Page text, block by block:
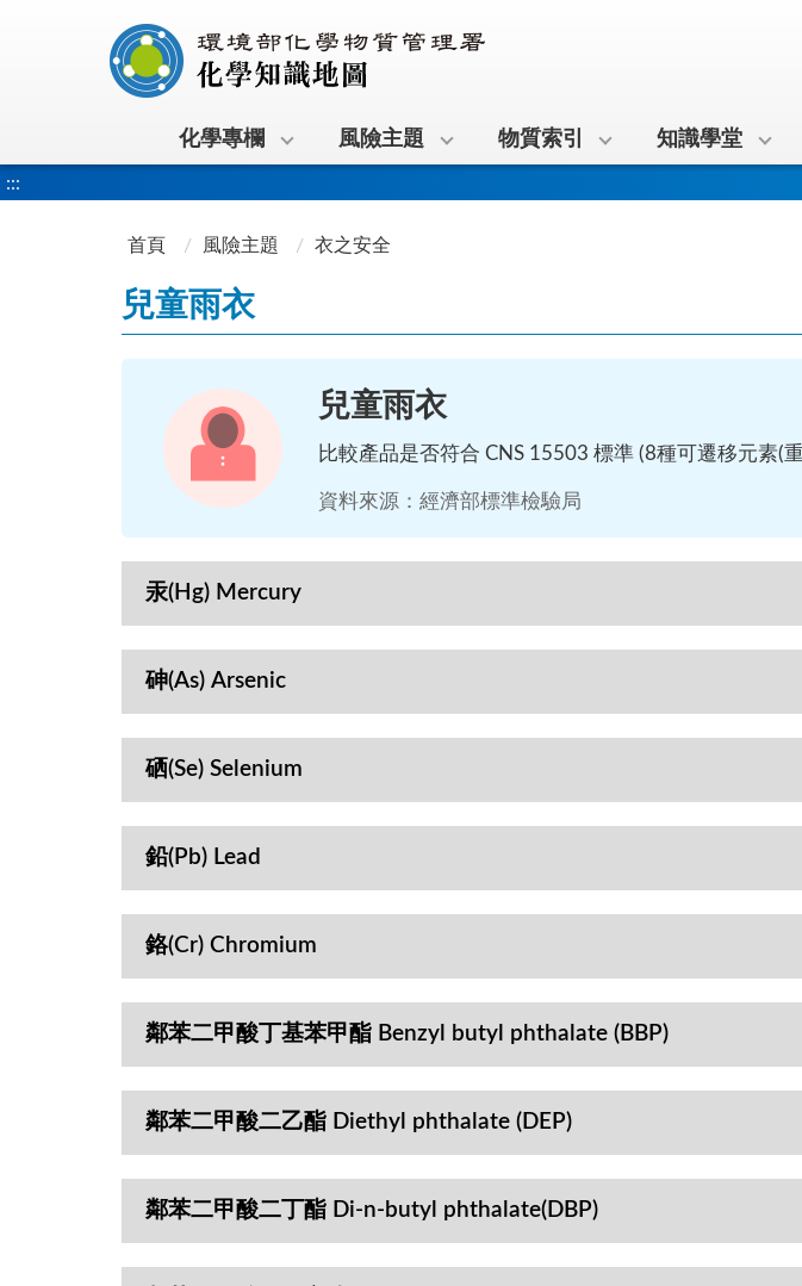
化學專欄 風險主題 物質索引 知識學堂
:::
首頁 風險主題 衣之安全
兒童雨衣
兒童雨衣
比較產品是否符合 CNS 15503 標準 (8種可遷移元素(
資料來源：經濟部標準檢驗局
汞(Hg) Mercury
砷(As) Arsenic
硒(Se) Selenium
鉛(Pb) Lead
鉻(Cr) Chromium
鄰苯二甲酸丁基苯甲酯 Benzyl butyl phthalate (BBP)
鄰苯二甲酸二乙酯 Diethyl phthalate (DEP)
鄰苯二甲酸二丁酯 Di-n-butyl phthalate(DBP)